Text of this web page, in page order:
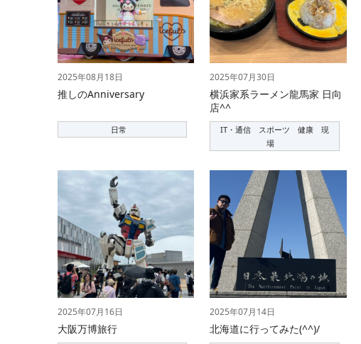
2025年08月18日
推しのAnniversary
日常
2025年07月30日
横浜家系ラーメン龍馬家 日向
店^^
IT・通信 スポーツ 健康 現
場
2025年07月16日
大阪万博旅行
2025年07月14日
北海道に行ってみた(^^)/